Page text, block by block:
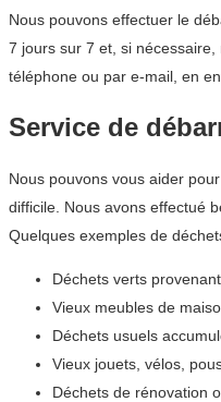
Nous pouvons effectuer le
7 jours sur 7 et, si
téléphone ou par e-mail, en
Service de
Nous pouvons vous aider
difficile. Nous avons effectué
Quelques exemples de
Déchets verts
Vieux meubles de
Déchets usuels
Vieux jouets, vélos,
Déchets de rénovation